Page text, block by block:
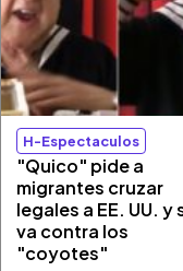
H-Espectaculos
"Quico" pide a
migrantes cruzar
legales a EE. UU. y
va contra los
"coyotes"